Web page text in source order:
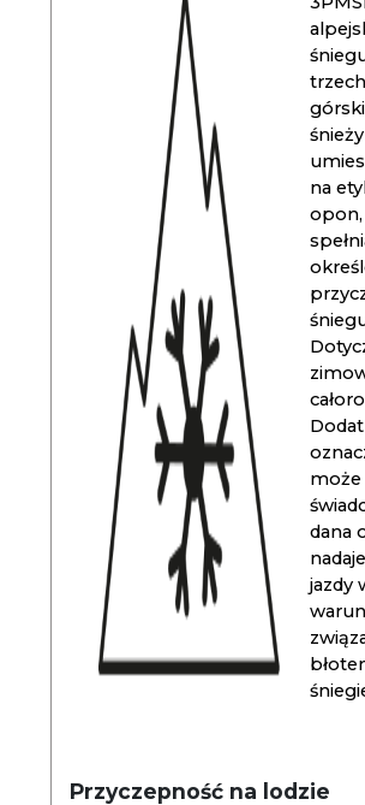
na
może
dana
jazdy
Przyczepność na lodzie